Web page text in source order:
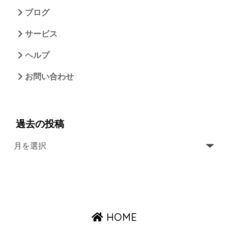
ブログ
サービス
ヘルプ
お問い合わせ
過去の投稿
HOME